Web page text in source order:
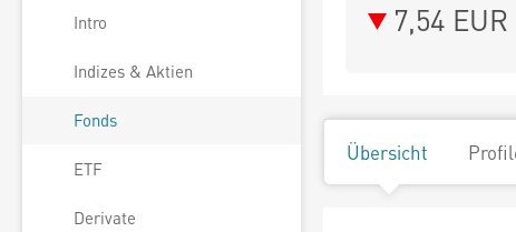
Intro
Indizes & Aktien
Fonds
ETF
Derivate
7,54 EUR
Übersicht